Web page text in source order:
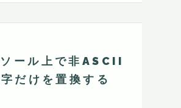
ール上で非ASCII
だけを置換する